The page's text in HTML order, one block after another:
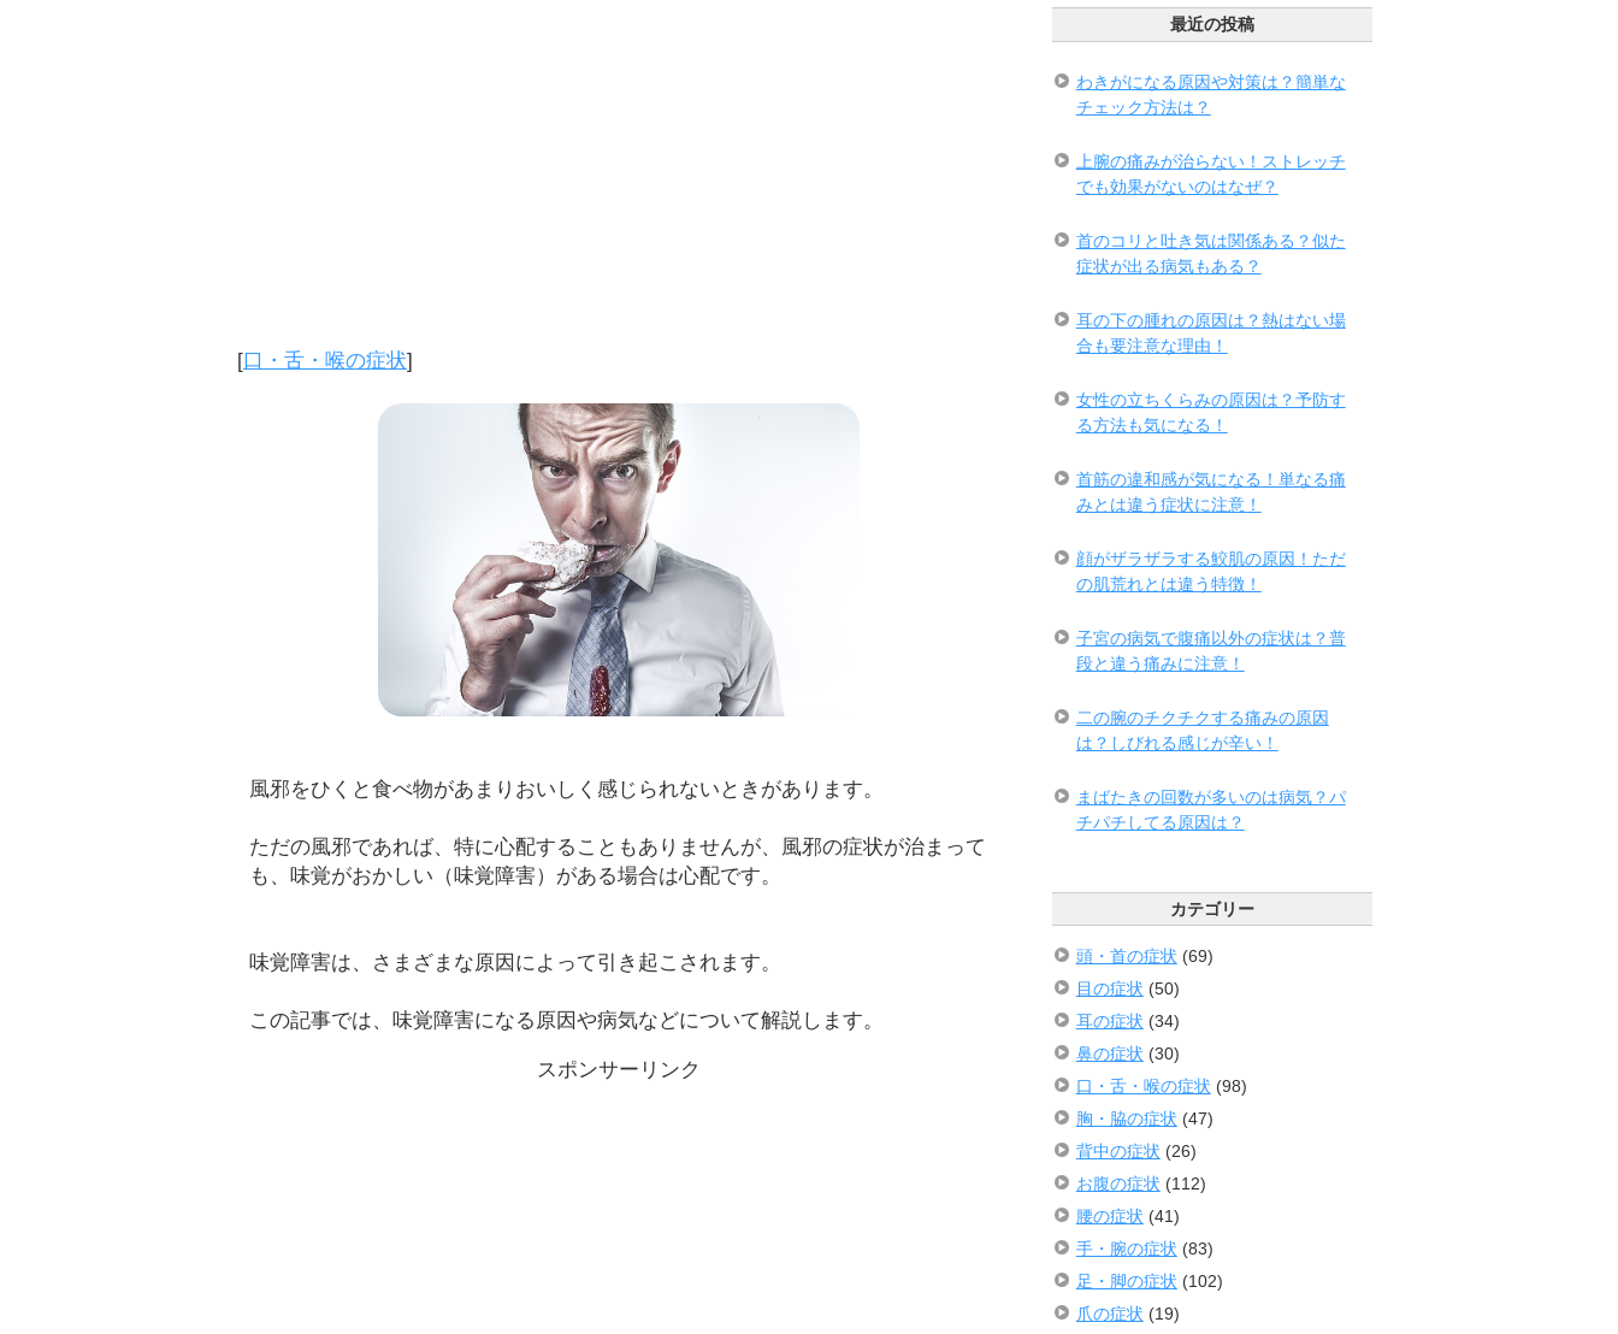
[口・舌・喉の症状]
風邪をひくと食べ物があまりおいしく感じられないときがあります。
ただの風邪であれば、特に心配することもありませんが、風邪の症状が治まって
も、味覚がおかしい（味覚障害）がある場合は心配です。
味覚障害は、さまざまな原因によって引き起こされます。
この記事では、味覚障害になる原因や病気などについて解説します。
スポンサーリンク
最近の投稿
わきがになる原因や対策は？簡単な
チェック方法は？
上腕の痛みが治らない！ストレッチ
でも効果がないのはなぜ？
首のコリと吐き気は関係ある？似た
症状が出る病気もある？
耳の下の腫れの原因は？熱はない場
合も要注意な理由！
女性の立ちくらみの原因は？予防す
る方法も気になる！
首筋の違和感が気になる！単なる痛
みとは違う症状に注意！
顔がザラザラする鮫肌の原因！ただ
の肌荒れとは違う特徴！
子宮の病気で腹痛以外の症状は？普
段と違う痛みに注意！
二の腕のチクチクする痛みの原因
は？しびれる感じが辛い！
まばたきの回数が多いのは病気？パ
チパチしてる原因は？
カテゴリー
頭・首の症状 (69)
目の症状 (50)
耳の症状 (34)
鼻の症状 (30)
口・舌・喉の症状 (98)
胸・脇の症状 (47)
背中の症状 (26)
お腹の症状 (112)
腰の症状 (41)
手・腕の症状 (83)
足・脚の症状 (102)
爪の症状 (19)